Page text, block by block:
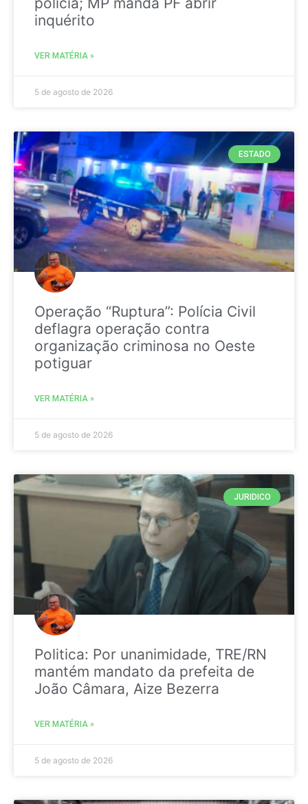
inquérito
VER MATÉRIA »
5 de agosto de 2026
ESTADO
Operação “Ruptura”: Polícia Civil
deflagra operação contra
organização criminosa no Oeste
potiguar
VER MATÉRIA »
5 de agosto de 2026
JURIDICO
Politica: Por unanimidade, TRE/RN
mantém mandato da prefeita de
João Câmara, Aize Bezerra
VER MATÉRIA »
5 de agosto de 2026